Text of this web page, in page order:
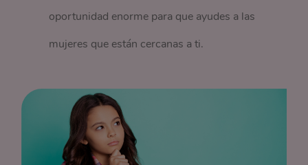
oportunidad enorme para que ayudes a las
mujeres que están cercanas a ti.